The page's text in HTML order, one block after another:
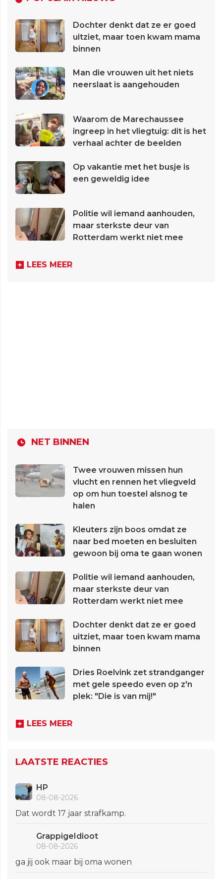
Dochter denkt dat ze er goed
uitziet, maar toen kwam mama
binnen
Man die vrouwen uit het niets
neerslaat is aangehouden
Waarom de Marechaussee
ingreep in het vliegtuig: dit is het
verhaal achter de beelden
Op vakantie met het busje is
een geweldig idee
Politie wil iemand aanhouden,
maar sterkste deur van
Rotterdam werkt niet mee
LEES MEER
NET BINNEN
Twee vrouwen missen hun
vlucht en rennen het vliegveld
op om hun toestel alsnog te
halen
Kleuters zijn boos omdat ze
naar bed moeten en besluiten
gewoon bij oma te gaan wonen
Politie wil iemand aanhouden,
maar sterkste deur van
Rotterdam werkt niet mee
Dochter denkt dat ze er goed
uitziet, maar toen kwam mama
binnen
Dries Roelvink zet strandganger
met gele speedo even op z'n
plek: "Die is van mij!"
LEES MEER
LAATSTE REACTIES
HP
08-08-2026
Dat wordt 17 jaar strafkamp.
GrappigeIdioot
08-08-2026
ga jij ook maar bij oma wonen